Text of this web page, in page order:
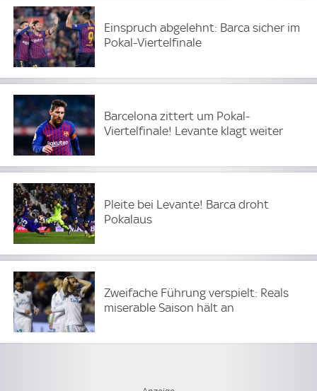
Einspruch abgelehnt: Barca sicher im
Pokal-Viertelfinale
Barcelona zittert um Pokal-
Viertelfinale! Levante klagt weiter
Pleite bei Levante! Barca droht
Pokalaus
Zweifache Führung verspielt: Reals
miserable Saison hält an